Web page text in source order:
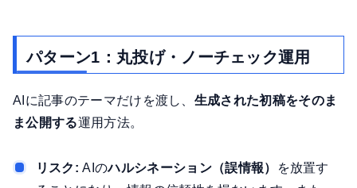
パターン1：丸投げ・ノーチェック運用
AIに記事のテーマだけを渡し、 生成された初稿をそのま
ま公開する運用方法。
リスク: AIのハルシネーション（誤情報）
を放置す